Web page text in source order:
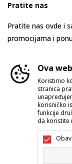
Pratite nas
Pratite nas ovde i
promocijama i
Srbija
Ova
Koristimo
stranica
korisničko
funkcije
da koristite